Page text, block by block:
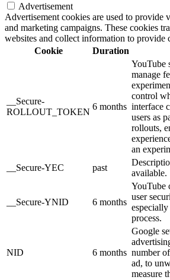
Advertisement
Advertisement cookies are used to provide
and marketing campaigns. These cookies
websites and collect information to provide
Cookie
Duration
__Secure-
ROLLOUT_TOKEN
6 months
YouTube
manage
control
interface
users as
rollouts,
an
__Secure-YEC
past
available.
__Secure-YNID 6 months
YouTube
user
process.
NID 6 months
Google
number
ad, to
measure